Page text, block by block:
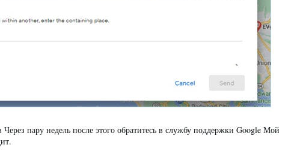
пару недель после этого обратитесь в службу поддержки Google Мой